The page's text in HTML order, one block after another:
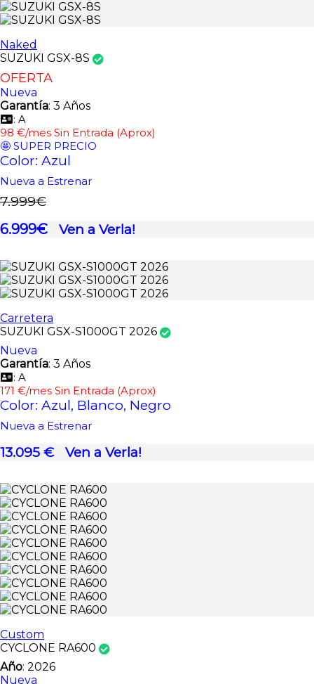
Naked
SUZUKI GSX-8S
OFERTA
Nueva
Garantía: 3 Años
: A
98 €/mes Sin Entrada (Aprox)
🤩 SUPER PRECIO
Color: Azul
Nueva a Estrenar
7.999€
6.999€ Ven a Verla!
Carretera
SUZUKI GSX-S1000GT 2026
Nueva
Garantía: 3 Años
: A
171 €/mes Sin Entrada (Aprox)
Color: Azul, Blanco, Negro
Nueva a Estrenar
13.095 € Ven a Verla!
Custom
CYCLONE RA600
Año: 2026
Nueva